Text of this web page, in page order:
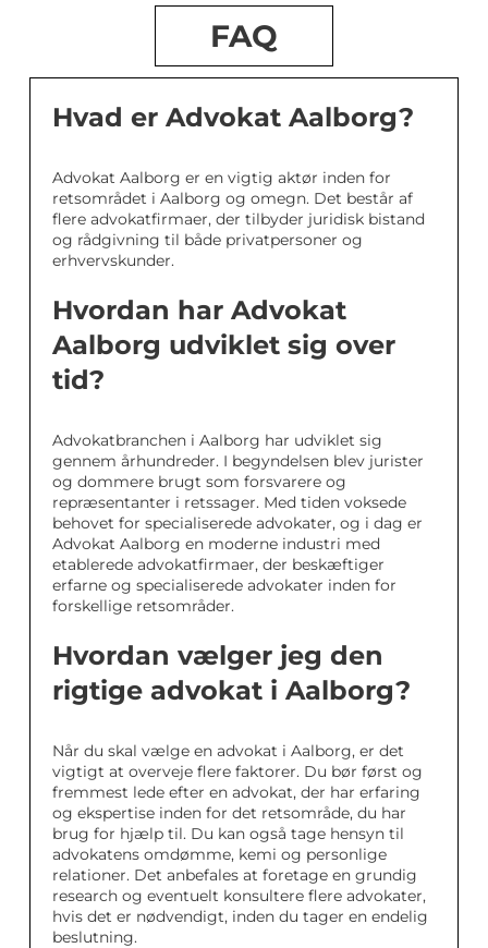
FAQ
Hvad er Advokat Aalborg?
Advokat Aalborg er en vigtig aktør inden for
retsområdet i Aalborg og omegn. Det består af
flere advokatfirmaer, der tilbyder juridisk bistand
og rådgivning til både privatpersoner og
erhvervskunder.
Hvordan har Advokat
Aalborg udviklet sig over
tid?
Advokatbranchen i Aalborg har udviklet sig
gennem århundreder. I begyndelsen blev jurister
og dommere brugt som forsvarere og
repræsentanter i retssager. Med tiden voksede
behovet for specialiserede advokater, og i dag er
Advokat Aalborg en moderne industri med
etablerede advokatfirmaer, der beskæftiger
erfarne og specialiserede advokater inden for
forskellige retsområder.
Hvordan vælger jeg den
rigtige advokat i Aalborg?
Når du skal vælge en advokat i Aalborg, er det
vigtigt at overveje flere faktorer. Du bør først og
fremmest lede efter en advokat, der har erfaring
og ekspertise inden for det retsområde, du har
brug for hjælp til. Du kan også tage hensyn til
advokatens omdømme, kemi og personlige
relationer. Det anbefales at foretage en grundig
research og eventuelt konsultere flere advokater,
hvis det er nødvendigt, inden du tager en endelig
beslutning.